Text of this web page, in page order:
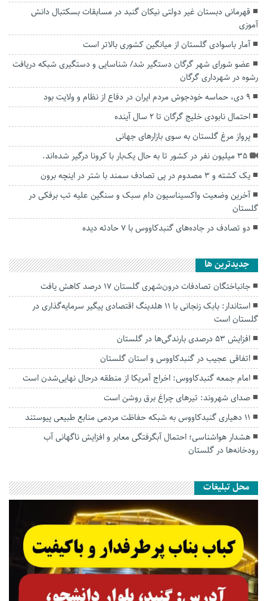
قهرمانی دبستان غیر دولتی نیکان گنبد در مسابقات بسکتبال دانش
آموزی
آمار باسوادی گلستان از میانگین کشوری بالاتر است
عضو شورای شهر گرگان دستگیر شد/ شناسایی و دستگیری شبکه دریافت
رشوه در شهرداری گرگان
۹ دی، حماسه خودجوش مردم ایران در دفاع از نظام و ولایت بود
احتمال نابودی خلیج گرگان تا ۲ سال آینده
پرواز مرغ گلستان به سوی بازارهای جهانی
۳۵ میلیون نفر در کشور تا به حال یک‌بار با کرونا درگیر شده‌اند.
یک کشته و ۳ مصدوم در پی تصادف سمند با شتر در اینچه برون
آخرین وضعیت واکسیناسیون دام سبک و سنگین علیه تب برفکی در
گلستان
دو تصادف در جاده‌های گنبدکاووس با ۷ حادثه دیده
جديدترين ها
جانباختگان تصادفات درون‌شهری گلستان ۱۷ درصد کاهش یافت
استاندار: بابک زنجانی با ۱۱ هلدینگ اقتصادی پیگیر سرمایه‌گذاری در
گلستان است
افزایش ۵۳ درصدی بارندگی‌ها در گلستان
اتفاقی عجیب در‌ گنبدکاووس و استان گلستان
امام جمعه گنبدکاووس: اخراج آمریکا از منطقه درحال نهایی‌شدن است
صدای شهروند: تیرهای چراغ برق روشن است
۱۱ دهیاری گنبدکاووس به شبکه حفاظت مردمی منابع طبیعی پیوستند
هشدار هواشناسی؛ احتمال آبگرفتگی معابر و افزایش ناگهانی آب
رودخانه‌ها در گلستان
محل تبلیغات